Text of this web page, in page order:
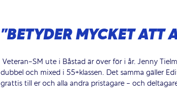
”BETYDER MYCKET
Veteran-SM ute i Båstad är över för i år. Jenny
dubbel och mixed i 55+klassen. Det samma gäller
grattis till er och alla andra pristagare - och